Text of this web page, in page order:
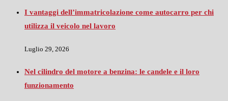
I vantaggi dell’immatricolazione come autocarro per chi
utilizza il veicolo nel lavoro
Luglio 29, 2026
Nel cilindro del motore a benzina: le candele e il loro
funzionamento